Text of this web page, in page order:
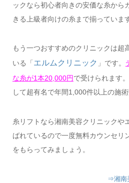
ックなら初心者向きの安価な糸から
きる上級者向けの糸まで揃っています
もう一つおすすめのクリニックは超
いる「 エルムクリニック 」です。
な糸が1本20,000円で受けられます
して超有名で年間1,000件以上の施術
糸リフトなら湘南美容クリニックや
ばれているので一度無料カウンセリ
をもらってみましょう。
⇒湘南